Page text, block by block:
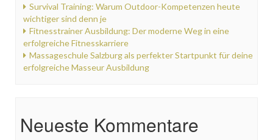
Survival Training: Warum Outdoor-Kompetenzen heute
wichtiger sind denn je
Fitnesstrainer Ausbildung: Der moderne Weg in eine
erfolgreiche Fitnesskarriere
Massageschule Salzburg als perfekter Startpunkt für deine
erfolgreiche Masseur Ausbildung
Neueste Kommentare